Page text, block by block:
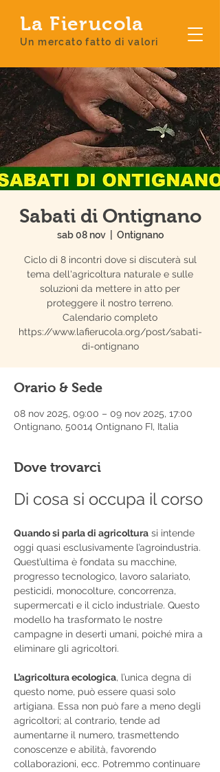
La Fierucola
Un mercato fatto di valori
Sabati di Ontignano
sab 08 nov
  |
Ontignano
Ciclo di 8 incontri dove si discuterà sul
tema dell'agricoltura naturale e sulle
soluzioni da mettere in atto per
proteggere il nostro terreno.
Calendario completo
https://www.lafierucola.org/post/sabati-
di-ontignano
Orario & Sede
08 nov 2025, 09:00 – 09 nov 2025, 17:00
Ontignano, 50014 Ontignano FI, Italia
Dove trovarci
Di cosa si occupa il corso
Quando si parla di agricoltura si intende
oggi quasi esclusivamente l’agroindustria.
Quest’ultima è fondata su macchine,
progresso tecnologico, lavoro salariato,
pesticidi, monocolture, concorrenza,
supermercati e il ciclo industriale. Questo
modello ha trasformato le nostre
campagne in deserti umani, poiché mira a
eliminare gli agricoltori.
L’agricoltura ecologica, l’unica degna di
questo nome, può essere quasi solo
artigiana. Essa non può fare a meno degli
agricoltori; al contrario, tende ad
aumentarne il numero, trasmettendo
conoscenze e abilità, favorendo
collaborazioni, ecc. Potremmo continuare